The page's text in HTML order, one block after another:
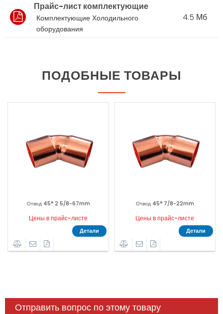
Прайс-лист комплектующие
Комплектующие Холодильного
оборудования
4.5 Мб
ПОДОБНЫЕ ТОВАРЫ
Отвод 45° 2 5/8-67mm
Цены в прайс-листе
Детали
Отвод 45° 7/8-22mm
Цены в прайс-листе
Детали
Отправить вопрос по этому товару